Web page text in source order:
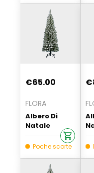
€65.00
FLORA
Albero Di
Natale
Silvestre 180
Cm Innevato
Poche scorte